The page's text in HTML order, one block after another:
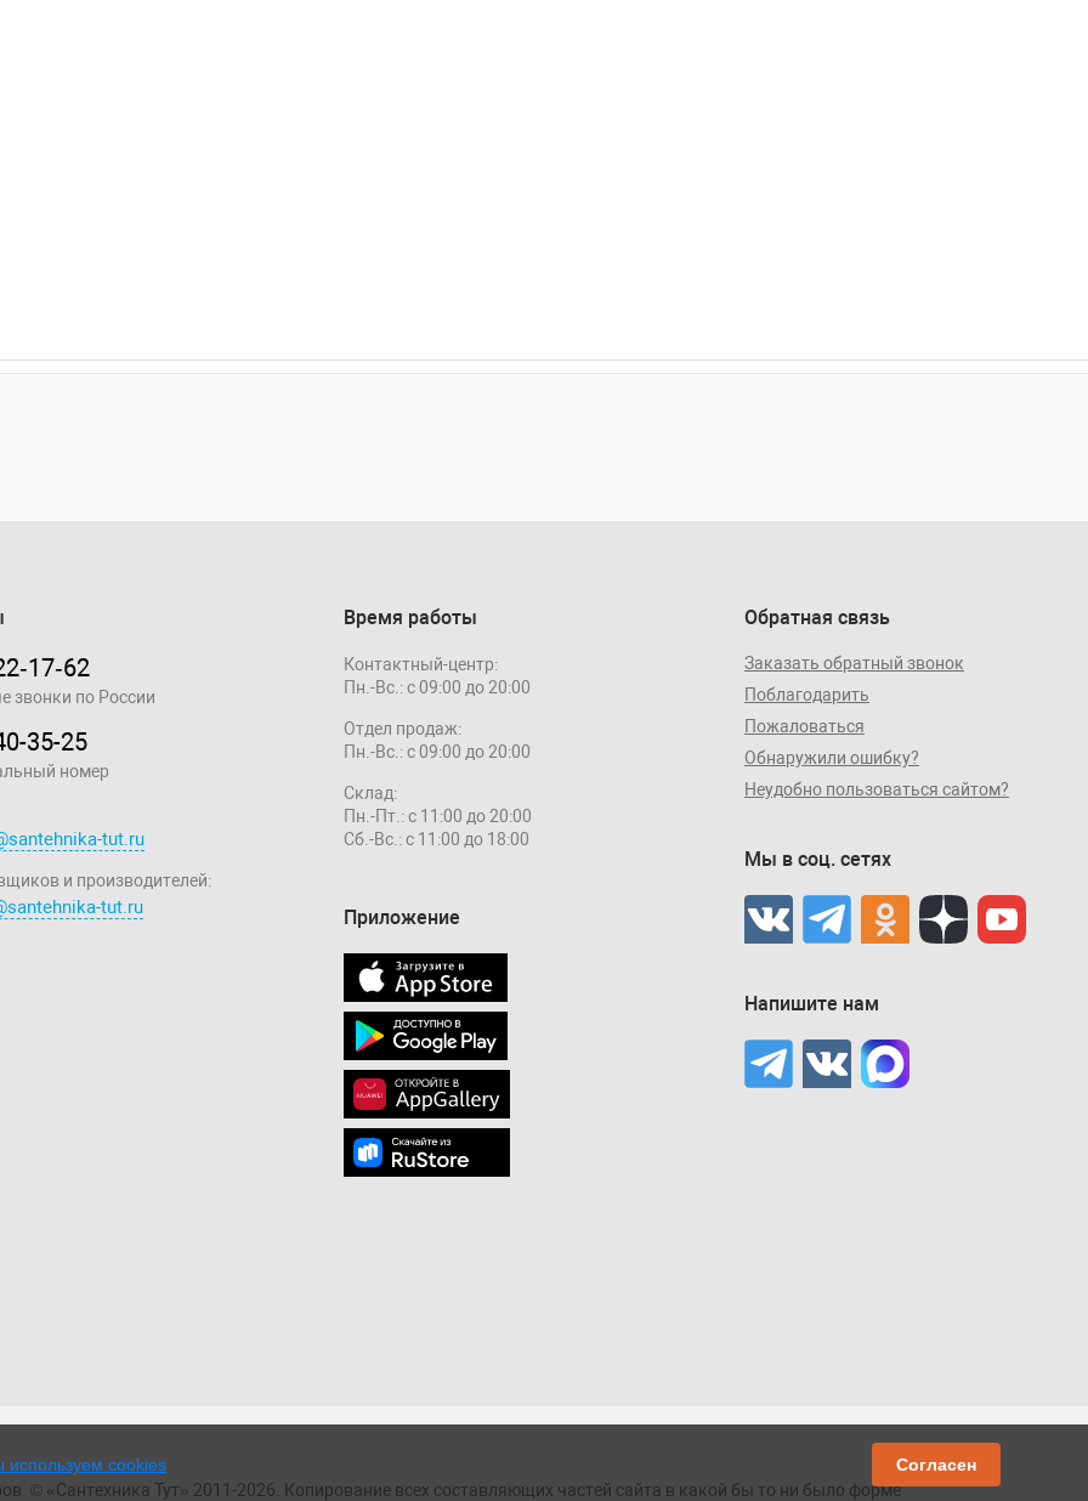
звонки по России
35-25
номер
tut.ru
и производителей:
tut.ru
Время работы
Контактный-центр:
Пн.-Вс.: с 09:00 до 20:00
Отдел продаж:
Пн.-Вс.: с 09:00 до 20:00
Склад:
Пн.-Пт.: с 11:00 до 20:00
Сб.-Вс.: с 11:00 до 18:00
Приложение
Обратная связь
Заказать обратный звонок
Поблагодарить
Пожаловаться
Обнаружили ошибку?
Неудобно пользоваться сайтом?
Мы в соц. сетях
Напишите нам
© «Сантехника Тут» 2011-2026. Копирование всех составляющих частей сайта в какой бы то ни было форме
используем cookies Согласен